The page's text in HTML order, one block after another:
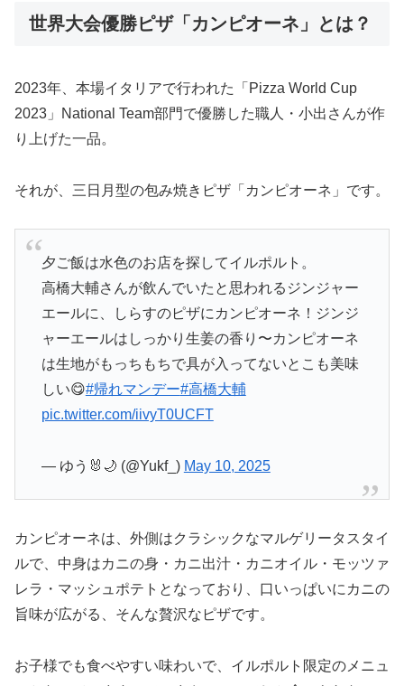
世界大会優勝ピザ「カンピオーネ」とは？
2023年、本場イタリアで行われた「Pizza World Cup
2023」National Team部門で優勝した職人・小出さんが作
り上げた一品。
それが、三日月型の包み焼きピザ「カンピオーネ」です。
夕ご飯は水色のお店を探してイルポルト。
高橋大輔さんが飲んでいたと思われるジンジャー
エールに、しらすのピザにカンピオーネ！ジンジ
ャーエールはしっかり生姜の香り〜カンピオーネ
は生地がもっちもちで具が入ってないとこも美味
しい😋#帰れマンデー#高橋大輔
pic.twitter.com/iivyT0UCFT
— ゆう🐰🌙 (@Yukf_) May 10, 2025
カンピオーネは、外側はクラシックなマルゲリータスタイ
ルで、中身はカニの身・カニ出汁・カニオイル・モッツァ
レラ・マッシュポテトとなっており、口いっぱいにカニの
旨味が広がる、そんな贅沢なピザです。
お子様でも食べやすい味わいで、イルポルト限定のメニュ